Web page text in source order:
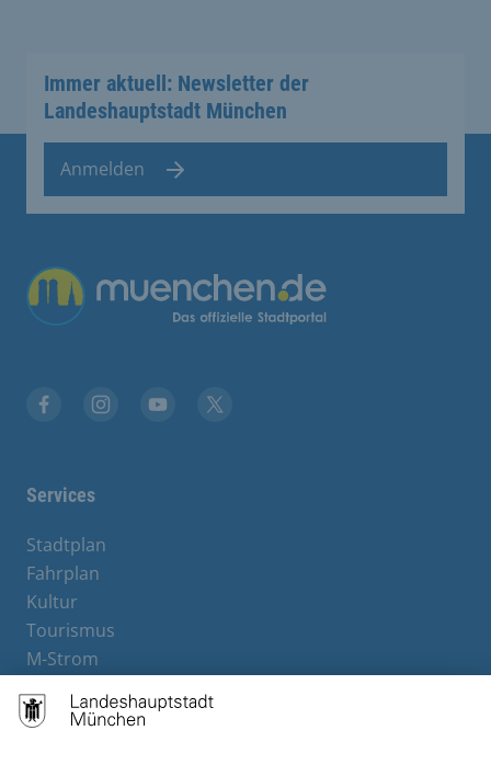
Immer aktuell: Newsletter der
Landeshauptstadt München
Anmelden
Übergreifende Links
Services
Stadtplan
Fahrplan
Kultur
Tourismus
M-Strom
Hotels